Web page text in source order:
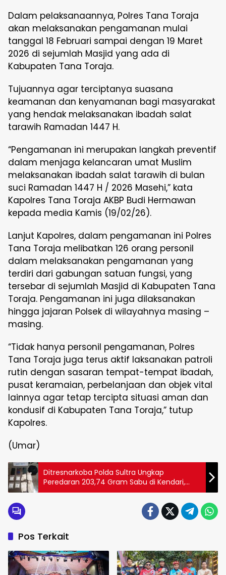
Dalam pelaksanaannya, Polres Tana Toraja
akan melaksanakan pengamanan mulai
tanggal 18 Februari sampai dengan 19 Maret
2026 di sejumlah Masjid yang ada di
Kabupaten Tana Toraja.
Tujuannya agar terciptanya suasana
keamanan dan kenyamanan bagi masyarakat
yang hendak melaksanakan ibadah salat
tarawih Ramadan 1447 H.
“Pengamanan ini merupakan langkah preventif
dalam menjaga kelancaran umat Muslim
melaksanakan ibadah salat tarawih di bulan
suci Ramadan 1447 H / 2026 Masehi,” kata
Kapolres Tana Toraja AKBP Budi Hermawan
kepada media Kamis (19/02/26).
Lanjut Kapolres, dalam pengamanan ini Polres
Tana Toraja melibatkan 126 orang personil
dalam melaksanakan pengamanan yang
terdiri dari gabungan satuan fungsi, yang
tersebar di sejumlah Masjid di Kabupaten Tana
Toraja. Pengamanan ini juga dilaksanakan
hingga jajaran Polsek di wilayahnya masing –
masing.
“Tidak hanya personil pengamanan, Polres
Tana Toraja juga terus aktif laksanakan patroli
rutin dengan sasaran tempat-tempat ibadah,
pusat keramaian, perbelanjaan dan objek vital
lainnya agar tetap tercipta situasi aman dan
kondusif di Kabupaten Tana Toraja,” tutup
Kapolres.
(Umar)
Ditresnarkoba Polda Sultra Ungkap
Peredaran 203,74 Gram Sabu di Kendari,
Tiga Tersangka Diamankan
Pos Terkait